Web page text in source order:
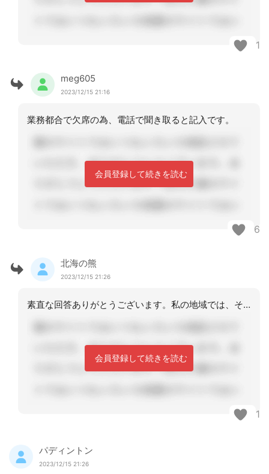
1
meg605
2023/12/15 21:16
業務都合で欠席の為、電話で聞き取ると記入です。
会員登録して続きを読む
6
北海の熊
2023/12/15 21:26
素直な回答ありがとうございます。私の地域では、それはダメ、必ず文書でと言う古株が
会員登録して続きを読む
1
パディントン
2023/12/15 21:26